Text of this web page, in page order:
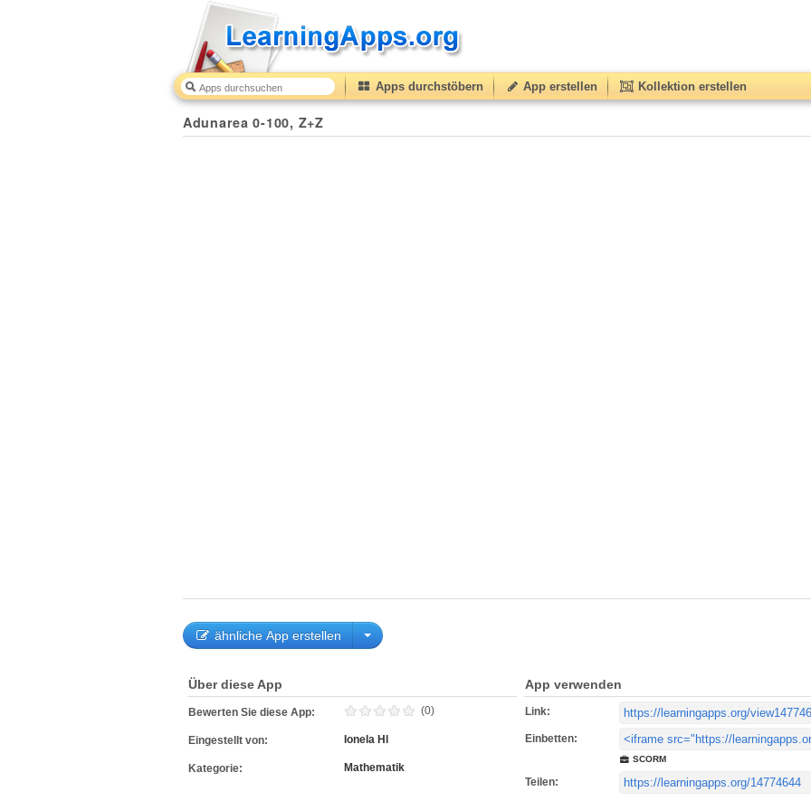
Apps durchstöbern App erstellen Kollektion erstellen
Adunarea 0-100, Z+Z
ähnliche App erstellen
Über diese App
Bewerten Sie diese App: (0)
Eingestellt von: Ionela Hl
Kategorie: Mathematik
App verwenden
Link:
Einbetten:
SCORM
Teilen: